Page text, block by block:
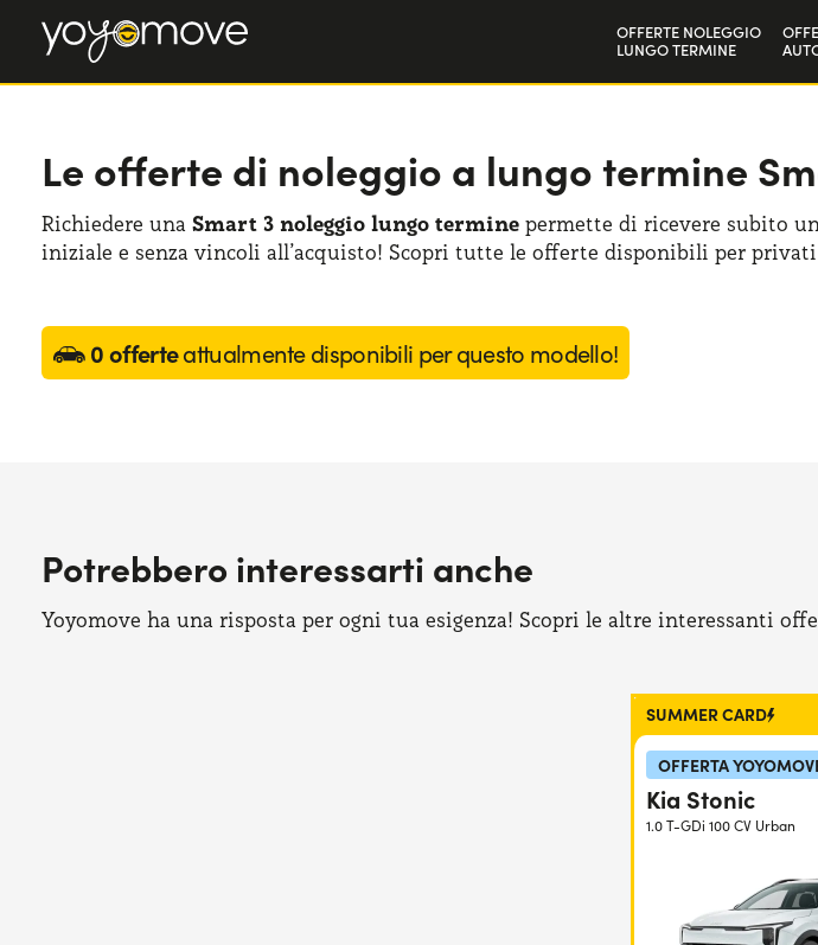
OFFERTE NOLEGGIO
LUNGO TERMINE
Le offerte di noleggio a lungo termine
Richiedere una Smart 3 noleggio lungo termine permette di ricevere subito
iniziale e senza vincoli all’acquisto! Scopri tutte le offerte disponibili per privati
0 offerteattualmente disponibili per questo modello!
Potrebbero interessarti anche
Yoyomove ha una risposta per ogni tua esigenza! Scopri le altre interessanti
SUMMER CARD
OFFERTA
Kia Stonic
1.0 T-GDi 100 CV Urban